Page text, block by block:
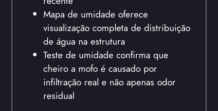
Mapa de umidade oferece
visualização completa de distribuição
de água na estrutura
Teste de umidade confirma que
cheiro a mofo é causado por
infiltração real e não apenas odor
residual